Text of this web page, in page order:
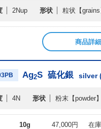
2Nup 形状 粒状 【grains
商品詳
Ag2S 硫化銀 silver
4N 形状 粉末 【powder】
10g 47,000円 在